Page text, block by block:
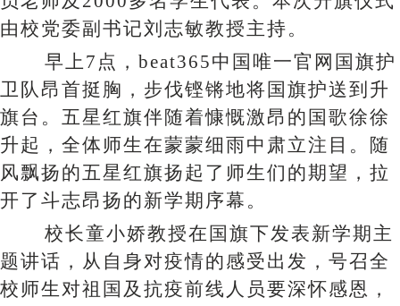
由校党委副书记刘志敏教授主持。
早上7点，beat365中国唯一官网国旗护
卫队昂首挺胸，步伐铿锵地将国旗护送到升
旗台。五星红旗伴随着慷慨激昂的国歌徐徐
升起，全体师生在蒙蒙细雨中肃立注目。随
风飘扬的五星红旗扬起了师生们的期望，拉
开了斗志昂扬的新学期序幕。
校长童小娇教授在国旗下发表新学期主
题讲话，从自身对疫情的感受出发，号召全
校师生对祖国及抗疫前线人员要深怀感恩，